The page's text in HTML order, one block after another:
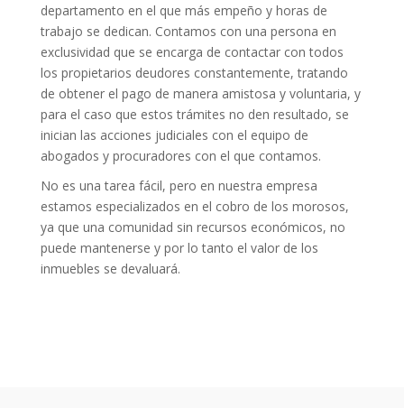
departamento en el que más empeño y horas de
trabajo se dedican. Contamos con una persona en
exclusividad que se encarga de contactar con todos
los propietarios deudores constantemente, tratando
de obtener el pago de manera amistosa y voluntaria, y
para el caso que estos trámites no den resultado, se
inician las acciones judiciales con el equipo de
abogados y procuradores con el que contamos.
No es una tarea fácil, pero en nuestra empresa
estamos especializados en el cobro de los morosos,
ya que una comunidad sin recursos económicos, no
puede mantenerse y por lo tanto el valor de los
inmuebles se devaluará.